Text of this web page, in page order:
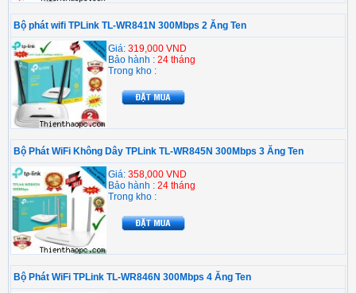
Bộ phát wifi TPLink TL-WR841N 300Mbps 2 Ăng Ten
Giá: 319,000 VND
Bảo hành : 24 tháng
Trong kho :
Bộ Phát WiFi Không Dây TPLink TL-WR845N 300Mbps 3 Ăng Ten
Giá: 358,000 VND
Bảo hành : 24 tháng
Trong kho :
Bộ Phát WiFi TPLink TL-WR846N 300Mbps 4 Ăng Ten